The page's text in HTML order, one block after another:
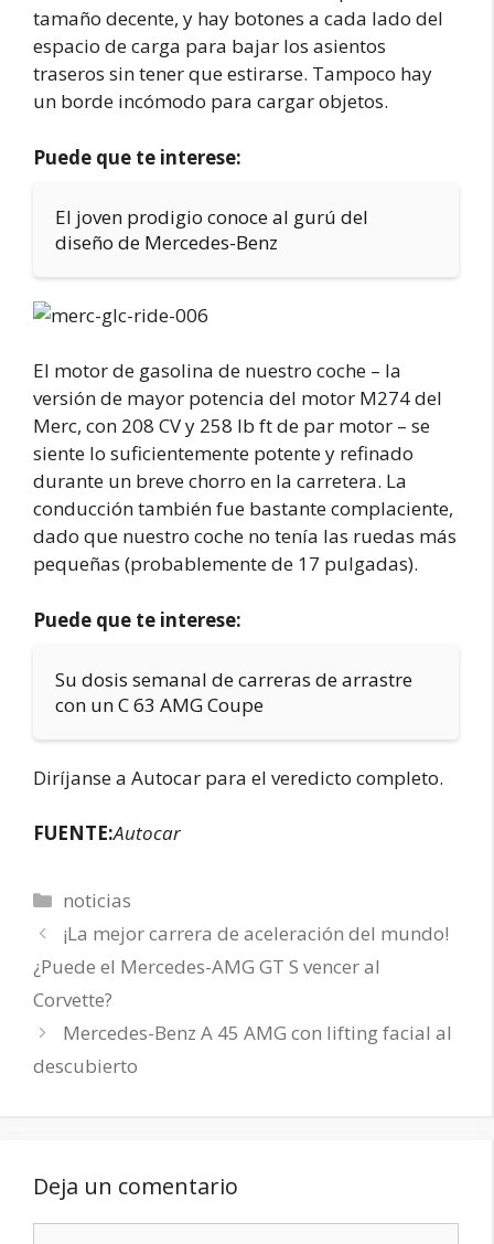
tamaño decente, y hay botones a cada lado del
espacio de carga para bajar los asientos
traseros sin tener que estirarse. Tampoco hay
un borde incómodo para cargar objetos.
Puede que te interese:
El joven prodigio conoce al gurú del
diseño de Mercedes-Benz
El motor de gasolina de nuestro coche – la
versión de mayor potencia del motor M274 del
Merc, con 208 CV y 258 lb ft de par motor – se
siente lo suficientemente potente y refinado
durante un breve chorro en la carretera. La
conducción también fue bastante complaciente,
dado que nuestro coche no tenía las ruedas más
pequeñas (probablemente de 17 pulgadas).
Puede que te interese:
Su dosis semanal de carreras de arrastre
con un C 63 AMG Coupe
Diríjanse a Autocar para el veredicto completo.
FUENTE:Autocar
Categorías
noticias
¡La mejor carrera de aceleración del mundo!
¿Puede el Mercedes-AMG GT S vencer al
Corvette?
Mercedes-Benz A 45 AMG con lifting facial al
descubierto
Deja un comentario